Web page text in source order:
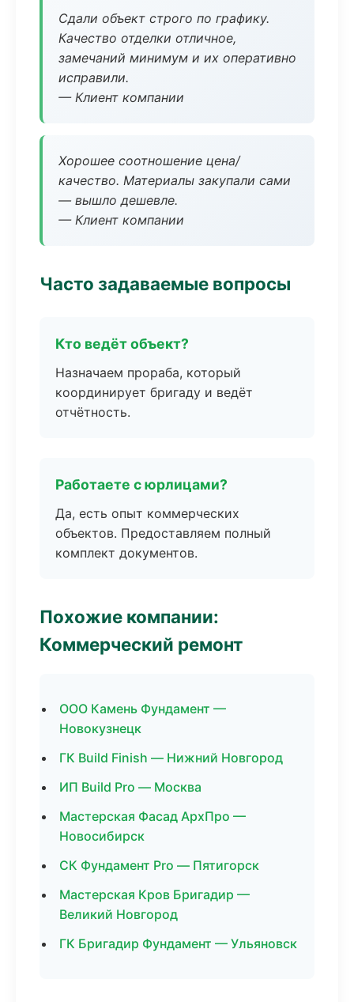
Сдали объект строго по графику.
Качество отделки отличное,
замечаний минимум и их оперативно
исправили.
— Клиент компании
Хорошее соотношение цена/
качество. Материалы закупали сами
— вышло дешевле.
— Клиент компании
Часто задаваемые вопросы
Кто ведёт объект?
Назначаем прораба, который
координирует бригаду и ведёт
отчётность.
Работаете с юрлицами?
Да, есть опыт коммерческих
объектов. Предоставляем полный
комплект документов.
Похожие компании:
Коммерческий ремонт
ООО Камень Фундамент —
Новокузнецк
ГК Build Finish — Нижний Новгород
ИП Build Pro — Москва
Мастерская Фасад АрхПро —
Новосибирск
СК Фундамент Pro — Пятигорск
Мастерская Кров Бригадир —
Великий Новгород
ГК Бригадир Фундамент — Ульяновск